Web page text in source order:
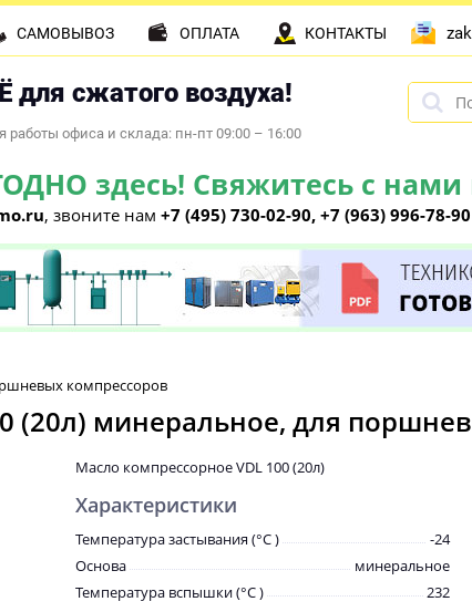
для сжатого воздуха!
работы офиса и склада: пн-пт 09:00 – 16:00
здесь! Свяжитесь с нами
, звоните нам +7 (495) 730-02-90, +7 (963) 996-78-90
САМОВЫВОЗ ОПЛАТА КОНТАКТЫ
компрессоров
(20л) минеральное, для
Масло компрессорное VDL 100 (20л)
Характеристики
Температура застывания (°С )
-24
Основа
минеральное
Температура вспышки (°С )
232